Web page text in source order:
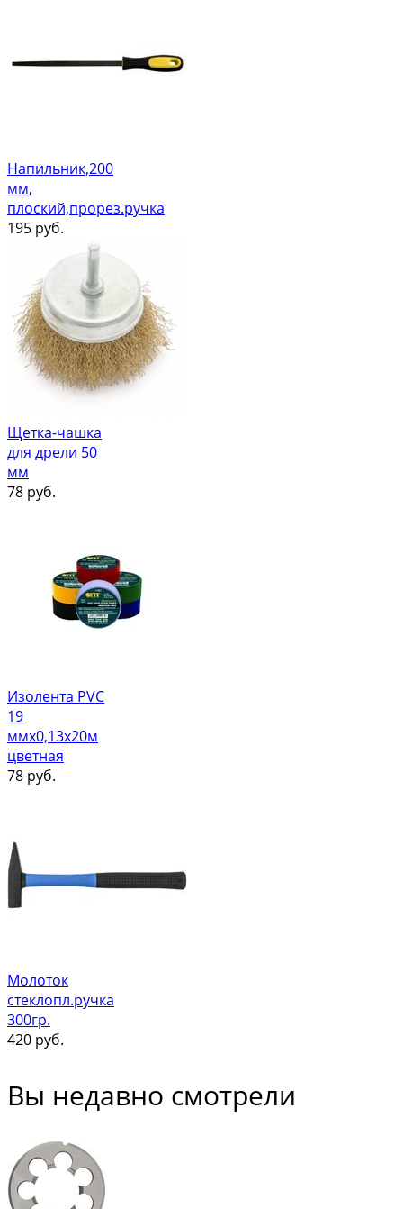
Напильник,200
мм,
плоский,прорез.ручка
195 руб.
Щетка-чашка
для дрели 50
мм
78 руб.
Изолента PVC
19
ммх0,13х20м
цветная
78 руб.
Молоток
стеклопл.ручка
300гр.
420 руб.
Вы недавно смотрели